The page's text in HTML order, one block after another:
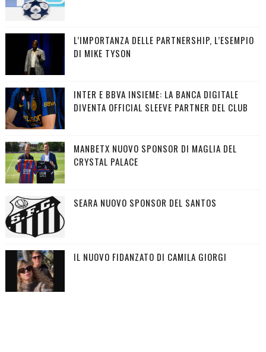
L’IMPORTANZA DELLE PARTNERSHIP, L’ESEMPIO
DI MIKE TYSON
INTER E BBVA INSIEME: LA BANCA DIGITALE
DIVENTA OFFICIAL SLEEVE PARTNER DEL CLUB
MANBETX NUOVO SPONSOR DI MAGLIA DEL
CRYSTAL PALACE
SEARA NUOVO SPONSOR DEL SANTOS
IL NUOVO FIDANZATO DI CAMILA GIORGI